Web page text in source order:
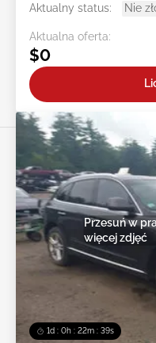
Aktualny status:
Nie
Aktualna oferta:
$0
1d : 0h : 22m : 36s
Przesuń w
więcej zdjęć